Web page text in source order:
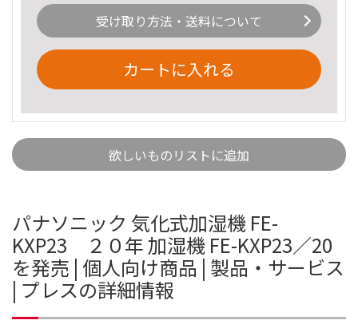
受け取り方法・送料について
カートに入れる
欲しいものリストに追加
パナソニック 気化式加湿機 FE-
KXP23 ２０年 加湿機 FE-KXP23／20
を発売 | 個人向け商品 | 製品・サービス
| プレスの詳細情報